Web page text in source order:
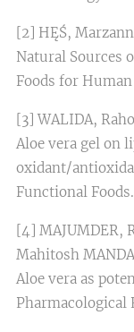
[2] HĘŚ,
Natural Sources
Foods for
[3] WALIDA,
Aloe vera gel on
oxidant/
Functional
[4] MAJUMDER,
Mahitosh
Aloe vera as
Pharmacological